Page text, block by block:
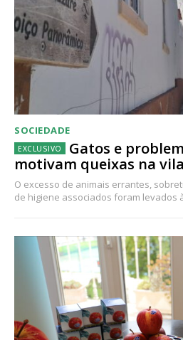
SOCIEDADE
Gatos e
motivam queixas na vila
O excesso de animais errantes,
de higiene associados foram levados